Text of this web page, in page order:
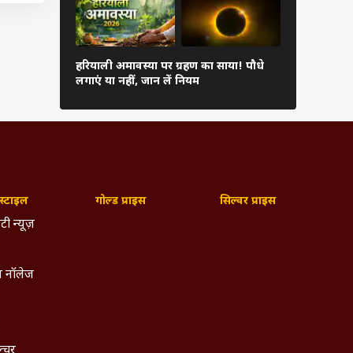
के
हरियाली अमावस्या पर ग्रहण का साया! पौधे
लगाएं या नहीं, जान लें नियम
न्यूज़
नॉलेज
गोल्ड प्राइस सिल्वर प्राइस